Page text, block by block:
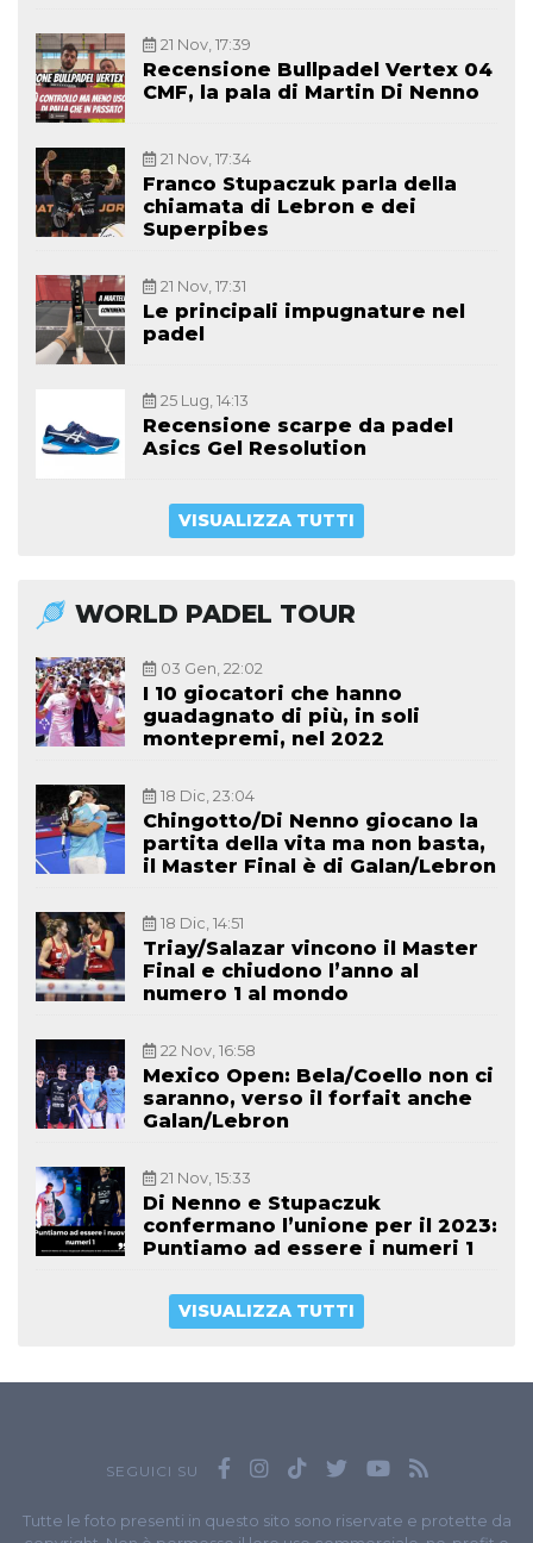
21 Nov, 17:39
Recensione Bullpadel Vertex 04
CMF, la pala di Martin Di Nenno
21 Nov, 17:34
Franco Stupaczuk parla della
chiamata di Lebron e dei
Superpibes
21 Nov, 17:31
Le principali impugnature nel
padel
25 Lug, 14:13
Recensione scarpe da padel
Asics Gel Resolution
VISUALIZZA TUTTI
WORLD PADEL TOUR
03 Gen, 22:02
I 10 giocatori che hanno
guadagnato di più, in soli
montepremi, nel 2022
18 Dic, 23:04
Chingotto/Di Nenno giocano la
partita della vita ma non basta,
il Master Final è di Galan/Lebron
18 Dic, 14:51
Triay/Salazar vincono il Master
Final e chiudono l’anno al
numero 1 al mondo
22 Nov, 16:58
Mexico Open: Bela/Coello non ci
saranno, verso il forfait anche
Galan/Lebron
21 Nov, 15:33
Di Nenno e Stupaczuk
confermano l’unione per il 2023:
Puntiamo ad essere i numeri 1
VISUALIZZA TUTTI
SEGUICI SU
Tutte le foto presenti in questo sito sono riservate e protette da